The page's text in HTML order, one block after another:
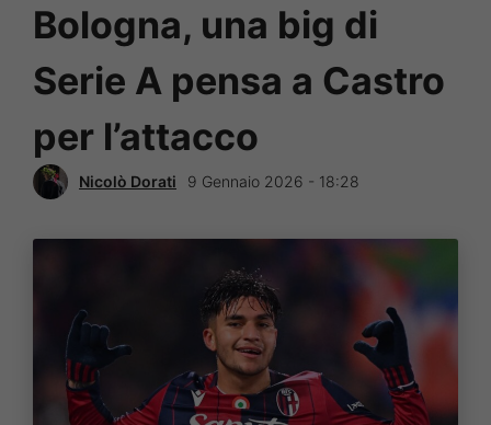
Bologna, una big di
Serie A pensa a Castro
per l’attacco
Nicolò Dorati 9 Gennaio 2026 - 18:28